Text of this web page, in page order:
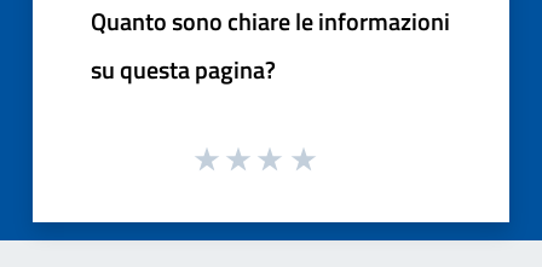
Quanto sono chiare le informazioni
su questa pagina?